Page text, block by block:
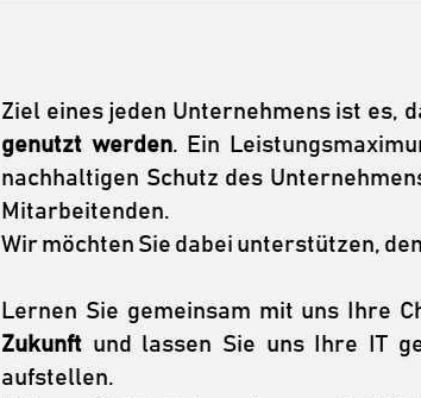
Ziel eines jeden Unternehmens ist es,
genutzt werden. Ein
nachhaltigen Schutz des
Mitarbeitenden.
Wir möchten Sie dabei unterstützen,
Lernen Sie gemeinsam mit uns Ihre
Zukunft und lassen Sie uns Ihre IT
aufstellen.